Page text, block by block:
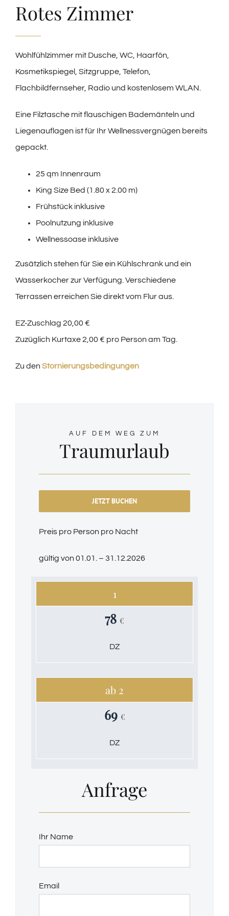
Rotes Zimmer
Wohlfühlzimmer mit Dusche, WC, Haarfön,
Kosmetikspiegel, Sitzgruppe, Telefon,
Flachbildfernseher, Radio und kostenlosem WLAN.
Eine Filztasche mit flauschigen Bademänteln und
Liegenauflagen ist für Ihr Wellnessvergnügen bereits
gepackt.
25 qm Innenraum
King Size Bed (1.80 x 2.00 m)
Frühstück inklusive
Poolnutzung inklusive
Wellnessoase inklusive
Zusätzlich stehen für Sie ein Kühlschrank und ein
Wasserkocher zur Verfügung. Verschiedene
Terrassen erreichen Sie direkt vom Flur aus.
EZ-Zuschlag 20,00 €
Zuzüglich Kurtaxe 2,00 € pro Person am Tag.
Zu den Stornierungsbedingungen
AUF DEM WEG ZUM
Traumurlaub
JETZT BUCHEN
Preis pro Person pro Nacht
gültig von 01.01. – 31.12.2026
1
78 €
DZ
ab 2
69 €
DZ
Anfrage
Ihr Name
Email